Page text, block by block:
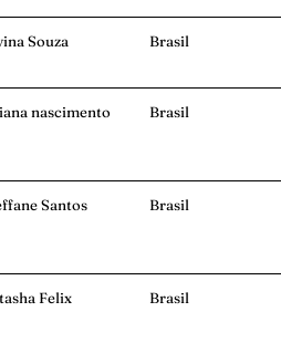
Souza Brasil
nascimento Brasil
Santos Brasil
Felix Brasil